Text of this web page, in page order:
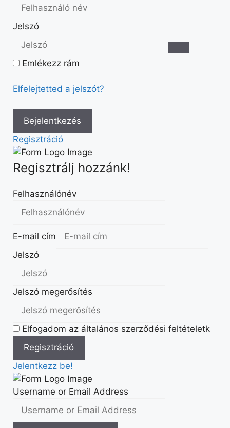
Jelszó
Emlékezz rám
Elfelejtetted a jelszót?
Regisztráció
Regisztrálj hozzánk!
Felhasználónév
E-mail cím
Jelszó
Jelszó megerősítés
Elfogadom az általános szerződési feltételetk
Jelentkezz be!
Username or Email Address